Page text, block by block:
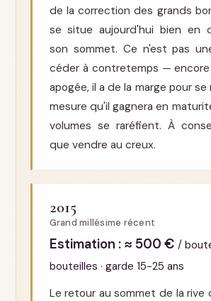
de la correction des grands
se situe aujourd'hui bien en
son sommet. Ce n'est pas
céder à contretemps —
apogée, il a de la marge pour se
mesure qu'il gagnera en
volumes se raréfient. À
que vendre au creux.
2015
Grand millésime récent
Estimation : ≈ 500 € /
bouteilles · garde 15-25 ans
Le retour au sommet de la rive